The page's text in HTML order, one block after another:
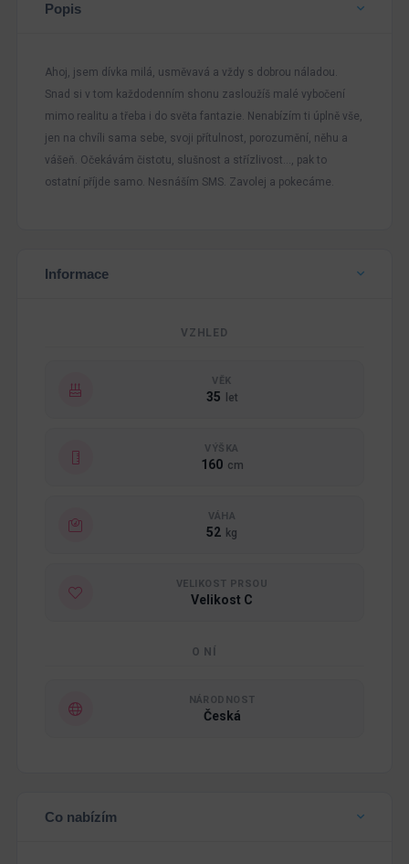
Popis
Ahoj, jsem dívka milá, usměvavá a vždy s dobrou náladou.
Snad si v tom každodenním shonu zasloužíš malé vybočení
mimo realitu a třeba i do světa fantazie. Nenabízím ti úplně vše,
jen na chvíli sama sebe, svoji přítulnost, porozumění, něhu a
vášeň. Očekávám čistotu, slušnost a střízlivost…, pak to
ostatní příjde samo. Nesnáším SMS. Zavolej a pokecáme.
Informace
VZHLED
VĚK
35 let
VÝŠKA
160 cm
VÁHA
52 kg
VELIKOST PRSOU
Velikost C
O NÍ
NÁRODNOST
Česká
Co nabízím